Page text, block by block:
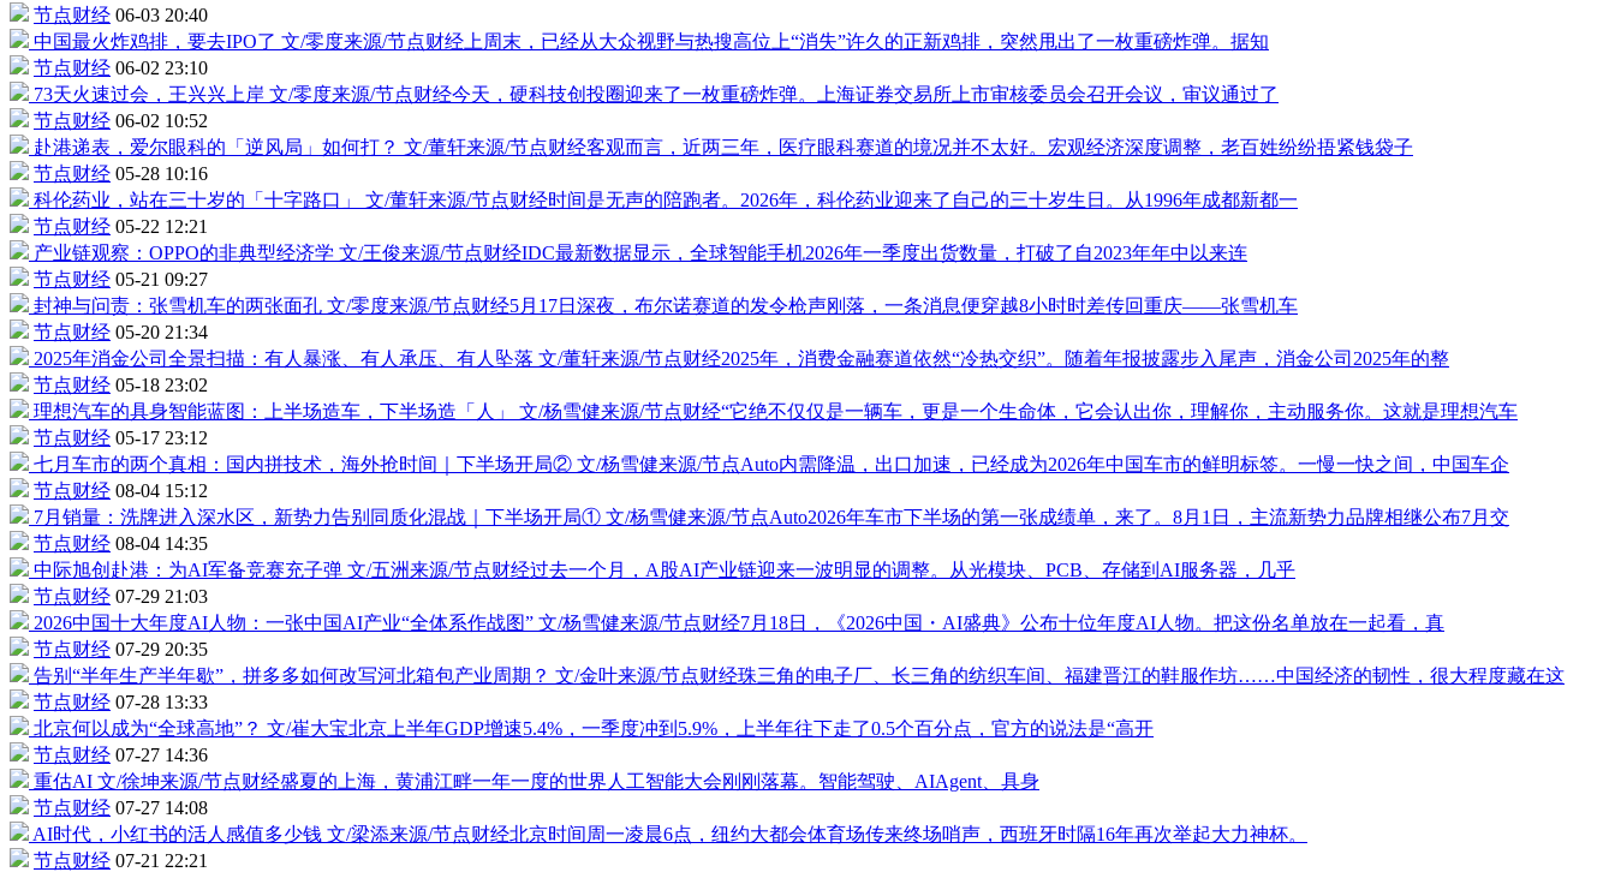
节点财经 06-03 20:40
中国最火炸鸡排，要去IPO了 文/零度来源/节点财经上周末，已经从大众视野与热搜高位上“消失”许久的正新鸡排，突然甩出了一枚重磅炸弹。据知
节点财经 06-02 23:10
73天火速过会，王兴兴上岸 文/零度来源/节点财经今天，硬科技创投圈迎来了一枚重磅炸弹。上海证券交易所上市审核委员会召开会议，审议通过了
节点财经 06-02 10:52
赴港递表， 爱尔眼科的「逆风局」如何打？ 文/董轩来源/节点财经客观而言，近两三年，医疗眼科赛道的境况并不太好。宏观经济深度调整， 老百姓纷纷捂紧钱袋子
节点财经 05-28 10:16
科伦药业 ，站在三十岁的「十字路口」 文/董轩来源/节点财经时间是无声的陪跑者。2026年， 科伦药业迎来了自己的三十岁生日。从1996年成都新都一
节点财经 05-22 12:21
产业链观察：OPPO的非典型经济学 文/王俊来源/节点财经IDC最新数据显示，全球智能手机2026年一季度出货数量，打破了自2023年年中以来连
节点财经 05-21 09:27
封神与问责：张雪机车的两张面孔 文/零度来源/节点财经5月17日深夜，布尔诺赛道的发令枪声刚落，一条消息便穿越8小时时差传回重庆——张雪机车
节点财经 05-20 21:34
2025年消金公司全景扫描：有人暴涨、有人承压、有人坠落 文/董轩来源/节点财经2025年，消费金融赛道依然“冷热交织”。随着年报披露步入尾声，消金公司2025年的整
节点财经 05-18 23:02
理想汽车的具身智能蓝图：上半场造车，下半场造「人」 文/杨雪健来源/节点财经“它绝不仅仅是一辆车，更是一个生命体，它会认出你，理解你，主动服务你。这就是理想汽车
节点财经 05-17 23:12
七月车市的两个真相：国内拼技术，海外抢时间｜下半场开局② 文/杨雪健来源/节点Auto内需降温，出口加速，已经成为2026年中国车市的鲜明标签。一慢一快之间，中国车企
节点财经 08-04 15:12
7月销量：洗牌进入深水区，新势力告别同质化混战｜下半场开局① 文/杨雪健来源/节点Auto2026年车市下半场的第一张成绩单，来了。8月1日，主流新势力品牌相继公布7月交
节点财经 08-04 14:35
中际旭创 赴港：为AI军备竞赛充子弹 文/五洲来源/节点财经过去一个月，A股AI产业链迎来一波明显的调整。从光模块、PCB、存储到AI服务器，几乎
节点财经 07-29 21:03
2026中国十大年度AI人物：一张中国AI产业“全体系作战图” 文/杨雪健来源/节点财经7月18日，《2026中国・AI盛典》公布十位年度AI人物。把这份名单放在一起看，真
节点财经 07-29 20:35
告别“半年生产半年歇”，拼多多如何改写河北箱包产业周期？ 文/金叶来源/节点财经珠三角的电子厂、长三角的纺织车间、福建晋江的鞋服作坊……中国经济的韧性，很大程度藏在这
节点财经 07-28 13:33
北京何以成为“全球高地”？ 文/崔大宝北京上半年GDP增速5.4%，一季度冲到5.9%，上半年往下走了0.5个百分点，官方的说法是“高开
节点财经 07-27 14:36
重估AI 文/徐坤来源/节点财经盛夏的上海，黄浦江畔一年一度的世界人工智能大会刚刚落幕。智能驾驶、AIAgent、具身
节点财经 07-27 14:08
AI时代，小红书的活人感值多少钱 文/梁添来源/节点财经北京时间周一凌晨6点，纽约大都会体育场传来终场哨声，西班牙时隔16年再次举起大力神杯。
节点财经 07-21 22:21